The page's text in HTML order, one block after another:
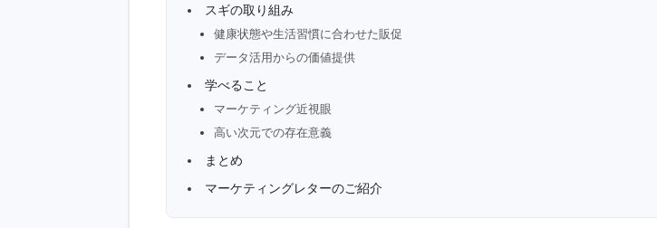
スギの取り組み
健康状態や生活習慣に合わせた販促
データ活用からの価値提供
学べること
マーケティング近視眼
高い次元での存在意義
まとめ
マーケティングレターのご紹介